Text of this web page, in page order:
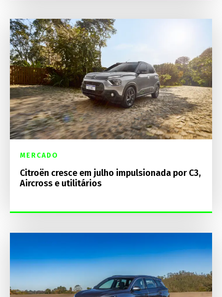
MERCADO
Citroën cresce em julho impulsionada por C3,
Aircross e utilitários